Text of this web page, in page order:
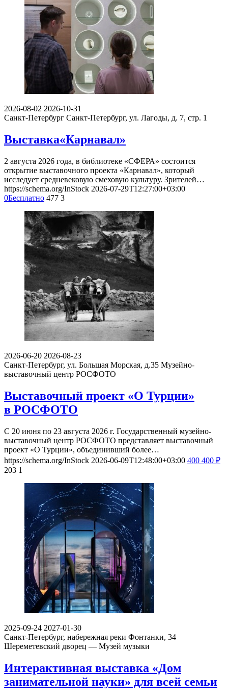
2026-08-02 2026-10-31
Санкт-Петербург Санкт-Петербург, ул. Лагоды, д. 7, стр. 1
Выставка«Карнавал»
2 августа 2026 года, в библиотеке «СФЕРА» состоится
открытие выставочного проекта «Карнавал», который
исследует средневековую смеховую культуру. Зрителей…
https://schema.org/InStock 2026-07-29T12:27:00+03:00
0Бесплатно 477 3
2026-06-20 2026-08-23
Санкт-Петербург, ул. Большая Морская, д.35 Музейно-
выставочный центр РОСФОТО
Выставочный проект «О Турции»
в РОСФОТО
С 20 июня по 23 августа 2026 г. Государственный музейно-
выставочный центр РОСФОТО представляет выставочный
проект «О Турции», объединивший более…
https://schema.org/InStock 2026-06-09T12:48:00+03:00 400 400 ₽
203 1
2025-09-24 2027-01-30
Санкт-Петербург, набережная реки Фонтанки, 34
Шереметевский дворец — Музей музыки
Интерактивная выставка «Дом
занимательной науки» для всей семьи